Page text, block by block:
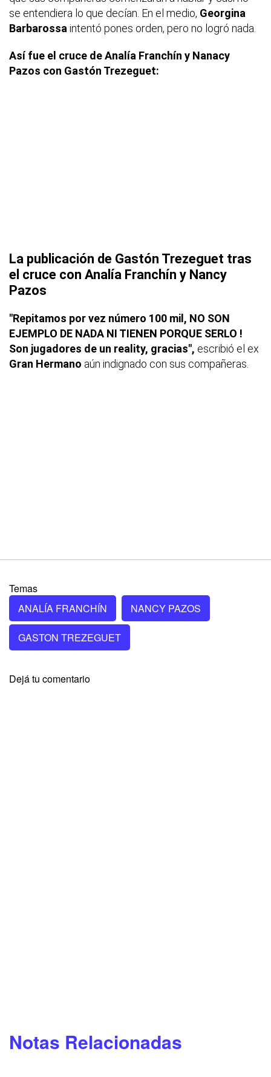
se entendiera lo que decían. En el medio, Georgina
Barbarossa intentó pones orden, pero no logró nada.
Así fue el cruce de Analía Franchín y Nanacy
Pazos con Gastón Trezeguet:
La publicación de Gastón Trezeguet tras
el cruce con Analía Franchín y Nancy
Pazos
"Repitamos por vez número 100 mil, NO SON
EJEMPLO DE NADA NI TIENEN PORQUE SERLO !
Son jugadores de un reality, gracias", escribió el ex
Gran Hermano aún indignado con sus compañeras.
Temas
ANALÍA FRANCHÍN
NANCY PAZOS
GASTON TREZEGUET
Dejá tu comentario
Notas Relacionadas